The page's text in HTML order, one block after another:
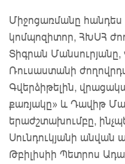
Միջոցառմանը հանդես
կոմպոզիտոր, ՀԽՍՀ
Տիգրան
Ռուսաստանի
Գվերձիթելին,
քառյակը» և Դավիթ
երաժշտախումբը,
Սունդուկյանի անվան
Թբիլիսիի Պետրոս